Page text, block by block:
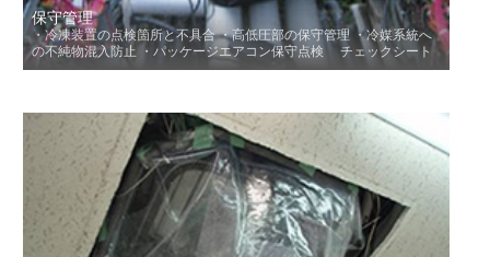
保守管理
・冷凍装置の点検箇所と不具合 ・高低圧部の保守管理 ・冷媒系統へ
の不純物混入防止 ・パッケージエアコン保守点検 チェックシート